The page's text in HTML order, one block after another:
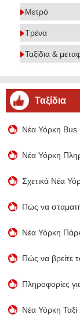
Μετρό
Τρένα
Ταξίδια &
Ταξίδια
Νέα Υόρκη Bus
Νέα Υόρκη
Σχετικά Νέα
Πώς να
Νέα Υόρκη
Πώς να βρείτε
Πληροφορίες
Νέα Υόρκη